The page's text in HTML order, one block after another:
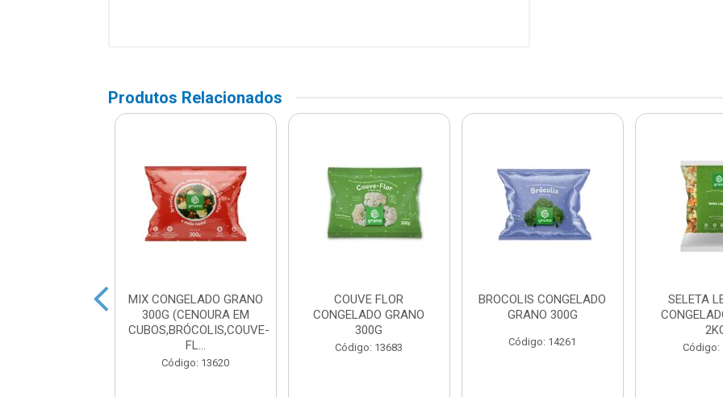
Produtos Relacionados
MIX CONGELADO GRANO
300G (CENOURA EM
CUBOS,BRÓCOLIS,COUVE-
FL...
Código: 13620
COUVE FLOR
CONGELADO GRANO
300G
Código: 13683
BROCOLIS CONGELADO
GRANO 300G
Código: 14261
SELETA
Código: